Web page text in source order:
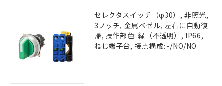
セレクタスイッチ（φ30）, 非照光,
3ノッチ, 金属ベゼル, 左右に自動復
帰, 操作部色: 緑（不透明）, IP66,
ねじ端子台, 接点構成: -/NO/NO